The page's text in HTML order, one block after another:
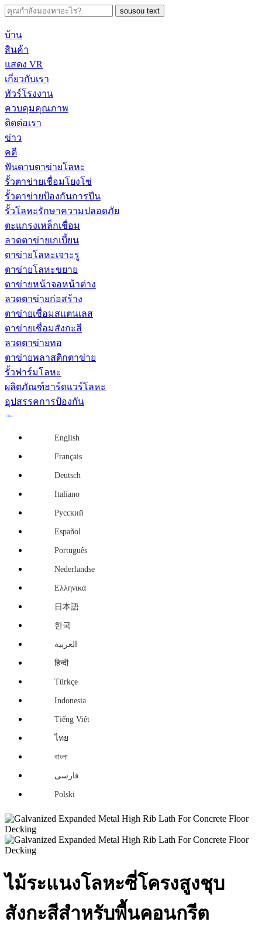
sousou text
บ้าน
สินค้า
แสดง VR
เกี่ยวกับเรา
ทัวร์โรงงาน
ควบคุมคุณภาพ
ติดต่อเรา
ข่าว
คดี
ฟันดาบตาข่ายโลหะ
รั้วตาข่ายเชื่อมโยงโซ่
รั้วตาข่ายป้องกันการปีน
รั้วโลหะรักษาความปลอดภัย
ตะแกรงเหล็กเชื่อม
ลวดตาข่ายเกเบี้ยน
ตาข่ายโลหะเจาะรู
ตาข่ายโลหะขยาย
ตาข่ายหน้าจอหน้าต่าง
ลวดตาข่ายก่อสร้าง
ตาข่ายเชื่อมสแตนเลส
ตาข่ายเชื่อมสังกะสี
ลวดตาข่ายทอ
ตาข่ายพลาสติกตาข่าย
รั้วฟาร์มโลหะ
ผลิตภัณฑ์ฮาร์ดแวร์โลหะ
อุปสรรคการป้องกัน
Thai
English
Français
Deutsch
Italiano
Русский
Español
Português
Nederlandse
Ελληνικά
日本語
한국
العربية
हिन्दी
Türkçe
Indonesia
Tiếng Việt
ไทย
বাংলা
فارسی
Polski
ไม้ระแนงโลหะซี่โครงสูงชุบ
สังกะสีสำหรับพื้นคอนกรีต